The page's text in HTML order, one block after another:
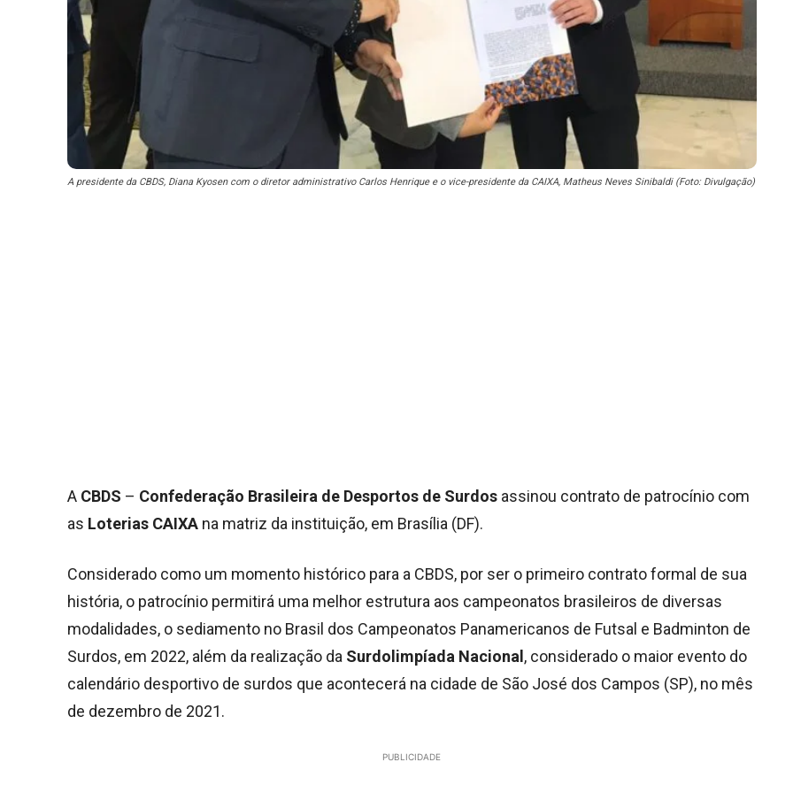
A presidente da CBDS, Diana Kyosen com o diretor administrativo Carlos Henrique e o vice-presidente da CAIXA, Matheus Neves Sinibaldi (Foto: Divulgação)
A CBDS – Confederação Brasileira de Desportos de Surdos assinou contrato de patrocínio com
as Loterias CAIXA na matriz da instituição, em Brasília (DF).
Considerado como um momento histórico para a CBDS, por ser o primeiro contrato formal de sua
história, o patrocínio permitirá uma melhor estrutura aos campeonatos brasileiros de diversas
modalidades, o sediamento no Brasil dos Campeonatos Panamericanos de Futsal e Badminton de
Surdos, em 2022, além da realização da Surdolimpíada Nacional , considerado o maior evento do
calendário desportivo de surdos que acontecerá na cidade de São José dos Campos (SP), no mês
de dezembro de 2021.
PUBLICIDADE